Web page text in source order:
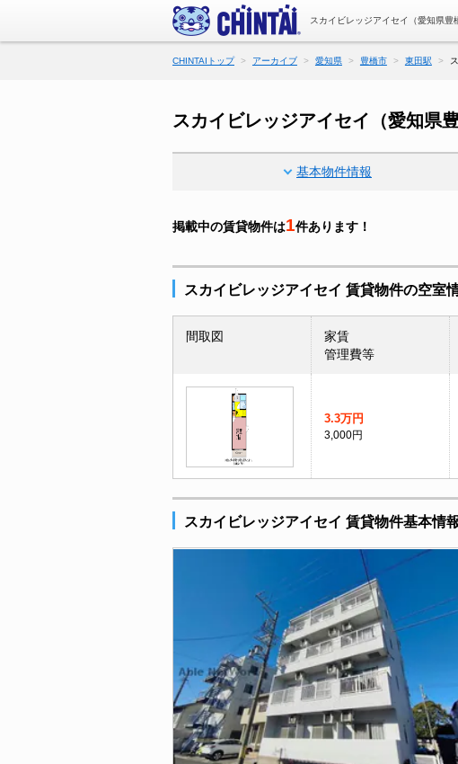
スカイビレッジアイセイ（愛知県豊
CHINTAIトップ アーカイブ 愛知県 豊橋市 東田駅
スカイビレッジアイセイ（愛知県
基本物件情報
掲載中の賃貸物件は1件あります！
スカイビレッジアイセイ 賃貸物件の空室
間取図
家賃
管理費等
3.3万円
3,000円
スカイビレッジアイセイ 賃貸物件基本情